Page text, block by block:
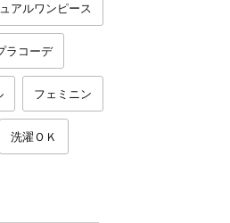
アルワンピース
ラコーデ
フェミニン
洗濯ＯＫ